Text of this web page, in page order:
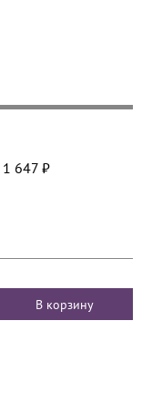
1 647 ₽